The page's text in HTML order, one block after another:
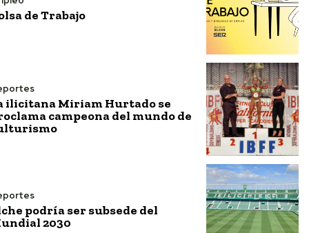
de Trabajo
ilicitana Miriam Hurtado se
campeona del mundo de
podría ser subsede del
2030